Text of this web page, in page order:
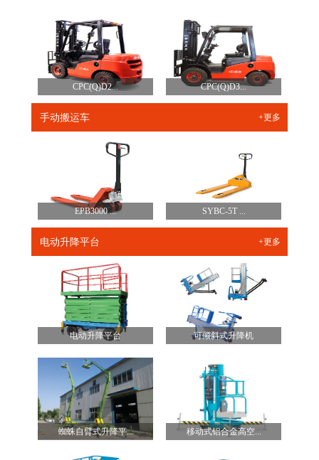
CPC(Q)D2... CPC(Q)D3...
手动搬运车 +更多
EPB3000 ... SYBC-5T ...
电动升降平台 +更多
电动升降平台 可倾斜式升降机
蜘蛛自臂式升降平... 移动式铝合金高空...